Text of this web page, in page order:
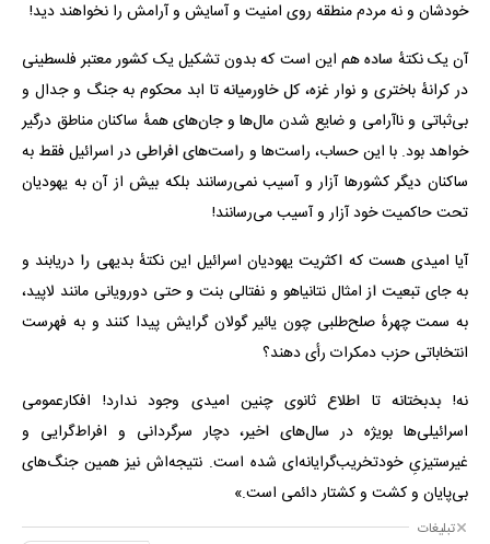
خودشان و نه مردم منطقه روی امنیت و آسایش و آرامش را نخواهند دید!
آن یک نکتهٔ ساده هم این است که بدون تشکیل یک کشور معتبر فلسطینی
در کرانهٔ باختری و نوار غزه، کل خاورمیانه تا ابد محکوم به جنگ و جدال و
بی‌ثباتی و ناآرامی و ضایع شدن مال‌ها و جان‌های همهٔ ساکنان مناطق درگیر
خواهد بود. با این حساب، راست‌ها و راست‌های افراطی در اسرائیل فقط به
ساکنان دیگر کشورها آزار و آسیب نمی‌رسانند بلکه بیش از آن به یهودیان
تحت حاکمیت خود آزار و آسیب می‌رسانند!
آیا امیدی هست که اکثریت یهودیان اسرائیل این نکتهٔ بدیهی را دریابند و
به جای تبعیت از امثال نتانیاهو و نفتالی بنت و حتی دورویانی مانند لاپید،
به سمت چهرهٔ صلح‌طلبی چون یائیر گولان گرایش پیدا کنند و به فهرست
انتخاباتی حزب دمکرات رأی دهند؟
نه! بدبختانه تا اطلاع ثانوی چنین امیدی وجود ندارد! افکارعمومی
اسرائیلی‌ها بویژه در سال‌های اخیر، دچار سرگردانی و افراط‌گرایی و
غیرستیزیِ خودتخریب‌گرایانه‌ای شده است. نتیجه‌اش نیز همین جنگ‌های
بی‌پایان و کشت و کشتار دائمی است.»
تبلیغات